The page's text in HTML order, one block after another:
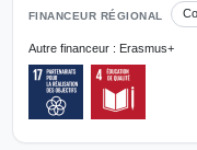
FINANCEUR RÉGIONAL
Autre financeur : Erasmus+